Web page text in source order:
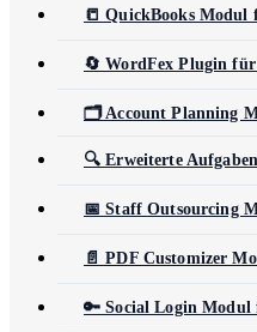
📒 QuickBooks Modul
🔄 WordFex Plugin
🗂️ Account Planning
🔍 Erweiterte
📅 Staff Outsourcing
📄 PDF Customizer
🔑 Social Login Modul